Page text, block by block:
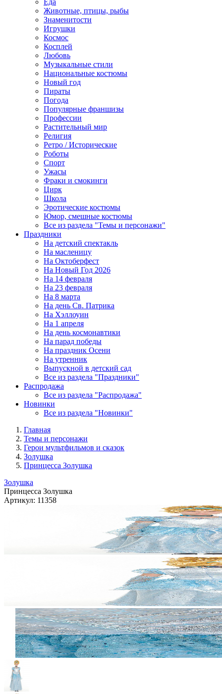
Еда
Животные, птицы, рыбы
Знаменитости
Игрушки
Космос
Косплей
Любовь
Музыкальные стили
Национальные костюмы
Новый год
Пираты
Погода
Популярные франшизы
Профессии
Растительный мир
Религия
Ретро / Исторические
Роботы
Спорт
Ужасы
Фраки и смокинги
Цирк
Школа
Эротические костюмы
Юмор, смешные костюмы
Все из раздела "Темы и персонажи"
Праздники
На детский спектакль
На масленицу
На Октоберфест
На Новый Год 2026
На 14 февраля
На 23 февраля
На 8 марта
На день Св. Патрика
На Хэллоуин
На 1 апреля
На день космонавтики
На парад победы
На праздник Осени
На утренник
Выпускной в детский сад
Все из раздела "Праздники"
Распродажа
Все из раздела "Распродажа"
Новинки
Все из раздела "Новинки"
Главная
Темы и персонажи
Герои мультфильмов и сказок
Золушка
Принцесса Золушка
Золушка
Принцесса Золушка
Артикул: 11358